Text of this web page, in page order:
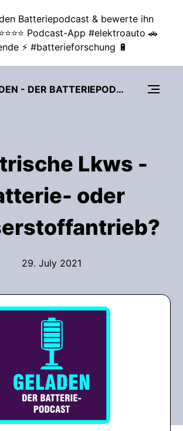
Batteriepodcast & bewerte ihn
Podcast-App #elektroauto 🚗
⚡ #batterieforschung 🔋
GELADEN - DER BATTERIEPODCAST ZUR ENERGIEWENDE
Lkws -
oder
29. July 2021